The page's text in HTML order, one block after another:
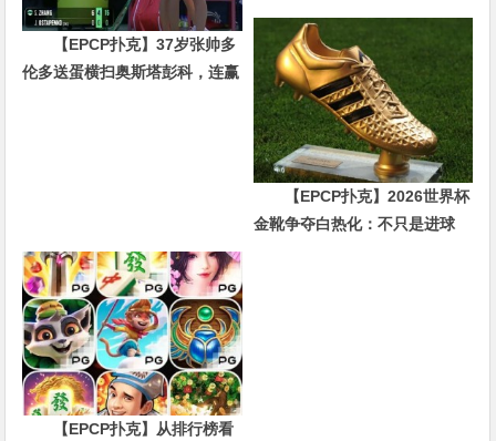
【EPCP扑克】37岁张帅多
伦多送蛋横扫奥斯塔彭科，连赢
金，他磨了整整17分钟
【EPCP扑克】2026世界杯
金靴争夺白热化：不只是进球
【EPCP扑克】从排行榜看